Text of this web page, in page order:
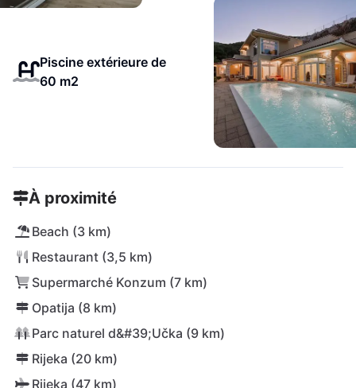
Piscine extérieure de
60 m2
À proximité
Beach (3 km)
Restaurant (3,5 km)
Supermarché Konzum (7 km)
Opatija (8 km)
Parc naturel d&#39;Učka (9 km)
Rijeka (20 km)
Rijeka (47 km)